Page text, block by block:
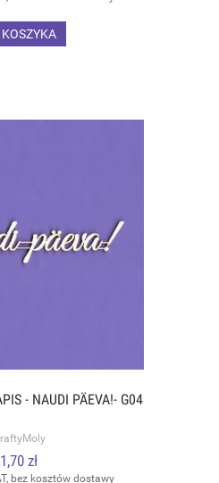
KOSZYKA
- NAUDI PÄEVA!- G04
1,70 zł
bez kosztów dostawy